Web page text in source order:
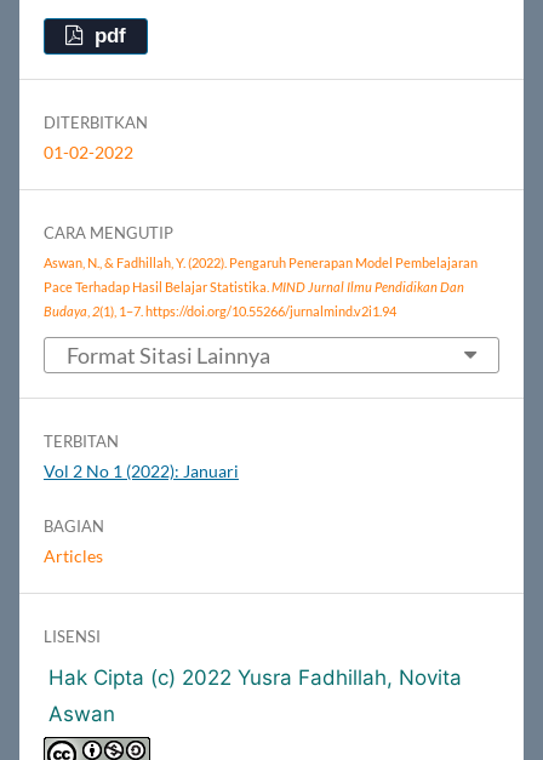
pdf
DITERBITKAN
01-02-2022
CARA MENGUTIP
Aswan, N., & Fadhillah, Y. (2022). Pengaruh Penerapan Model Pembelajaran
Pace Terhadap Hasil Belajar Statistika. MIND Jurnal Ilmu Pendidikan Dan
Budaya 2(1), 1–7. https://doi.org/10.55266/jurnalmind.v2i1.94
Format Sitasi Lainnya
TERBITAN
Vol 2 No 1 (2022): Januari
BAGIAN
Articles
LISENSI
Hak Cipta (c) 2022 Yusra Fadhillah, Novita
Aswan